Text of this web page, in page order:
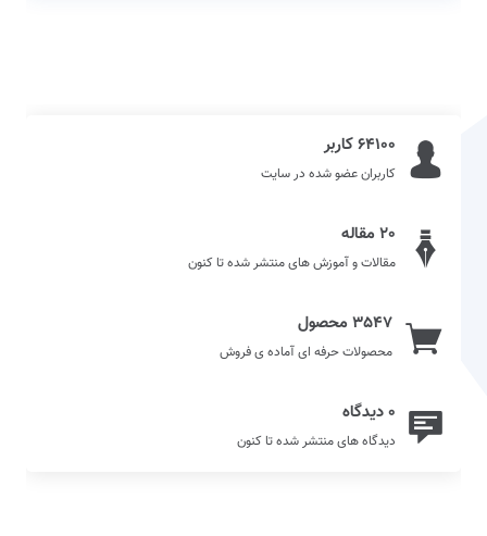
64100 کاربر
کاربران عضو شده در سایت
20 مقاله
مقالات و آموزش های منتشر شده تا کنون
3547 محصول
محصولات حرفه ای آماده ی فروش
0 دیدگاه
دیدگاه های منتشر شده تا کنون